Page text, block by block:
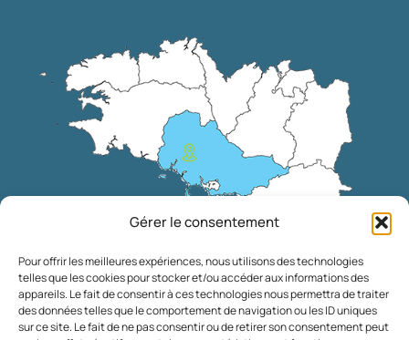
Gérer le consentement
Pour offrir les meilleures expériences, nous utilisons des technologies
telles que les cookies pour stocker et/ou accéder aux informations des
appareils. Le fait de consentir à ces technologies nous permettra de traiter
des données telles que le comportement de navigation ou les ID uniques
sur ce site. Le fait de ne pas consentir ou de retirer son consentement peut